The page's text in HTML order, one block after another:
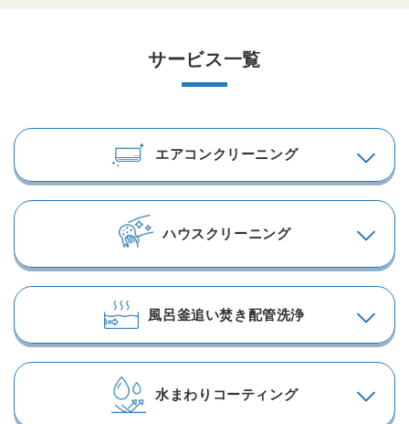
サービス一覧
エアコンクリーニング
ハウスクリーニング
風呂釜追い焚き配管洗浄
水まわりコーティング